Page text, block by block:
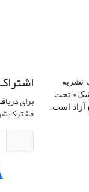
نشریه
تحت
آزاد است. برای
مشترک